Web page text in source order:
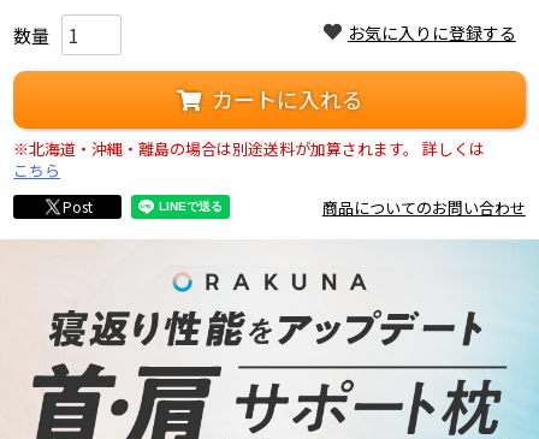
お気に入りに登録する
カートに入れる
※北海道・沖縄・離島の場合は別途送料が加算されます。
詳しくは
こちら
商品についてのお問い合わせ
Post